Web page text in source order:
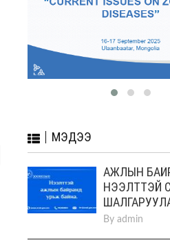
МЭДЭЭ
АЖЛЫН
НЭЭЛТТЭЙ
By admin